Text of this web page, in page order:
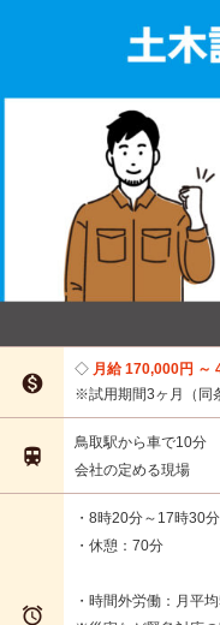

月給 170,000円 ～
※試用期間3ヶ月（同

鳥取駅から車で10分
会社の定める現場

・8時20分～17時30分
・休憩：70分
・時間外労働：月平